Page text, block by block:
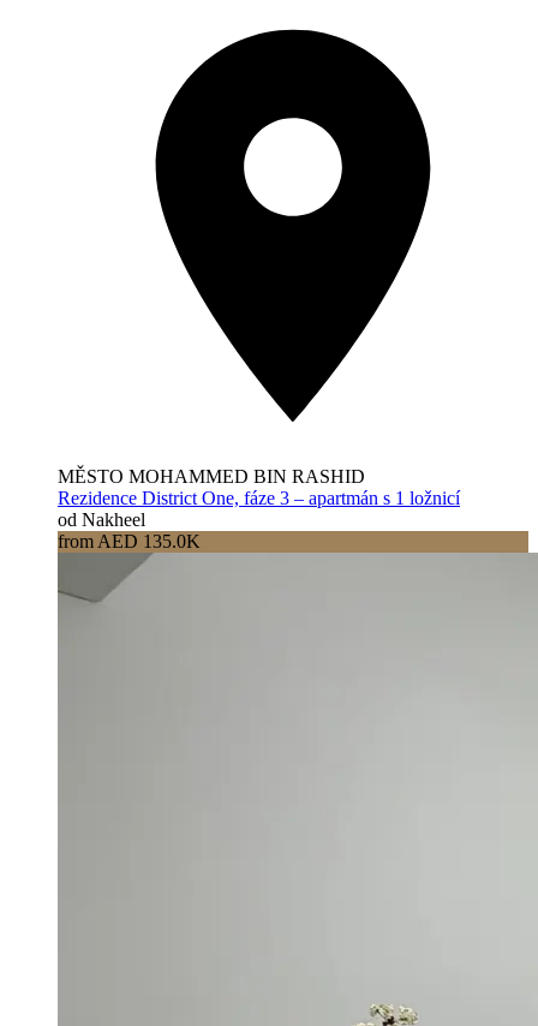
MĚSTO MOHAMMED BIN RASHID
Rezidence District One, fáze 3 – apartmán s 1 ložnicí
od Nakheel
from AED 135.0K